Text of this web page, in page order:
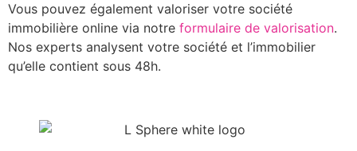
Vous pouvez également valoriser votre société
immobilière online via notre formulaire de valorisation.
Nos experts analysent votre société et l’immobilier
qu’elle contient sous 48h.